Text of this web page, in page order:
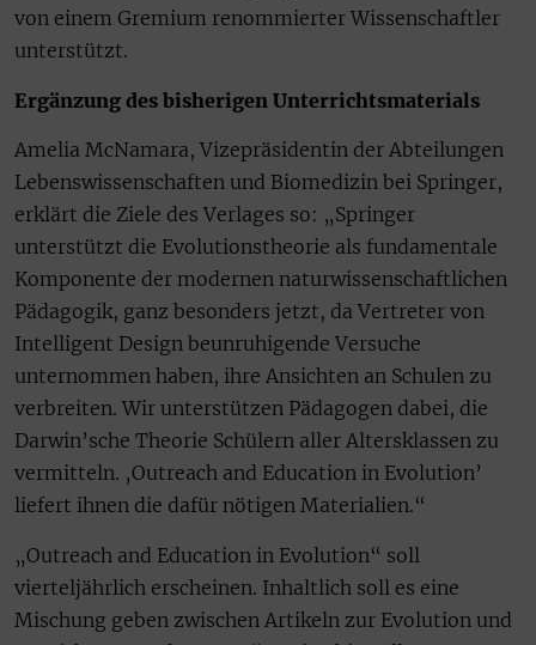
von einem Gremium renommierter Wissenschaftler
unterstützt.
Ergänzung des bisherigen Unterrichtsmaterials
Amelia McNamara, Vizepräsidentin der Abteilungen
Lebenswissenschaften und Biomedizin bei Springer,
erklärt die Ziele des Verlages so: „Springer
unterstützt die Evolutionstheorie als fundamentale
Komponente der modernen naturwissenschaftlichen
Pädagogik, ganz besonders jetzt, da Vertreter von
Intelligent Design beunruhigende Versuche
unternommen haben, ihre Ansichten an Schulen zu
verbreiten. Wir unterstützen Pädagogen dabei, die
Darwin’sche Theorie Schülern aller Altersklassen zu
vermitteln. ‚Outreach and Education in Evolution’
liefert ihnen die dafür nötigen Materialien.“
„Outreach and Education in Evolution“ soll
vierteljährlich erscheinen. Inhaltlich soll es eine
Mischung geben zwischen Artikeln zur Evolution und